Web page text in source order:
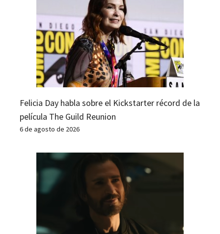
Felicia Day habla sobre el Kickstarter récord de la
película The Guild Reunion
6 de agosto de 2026